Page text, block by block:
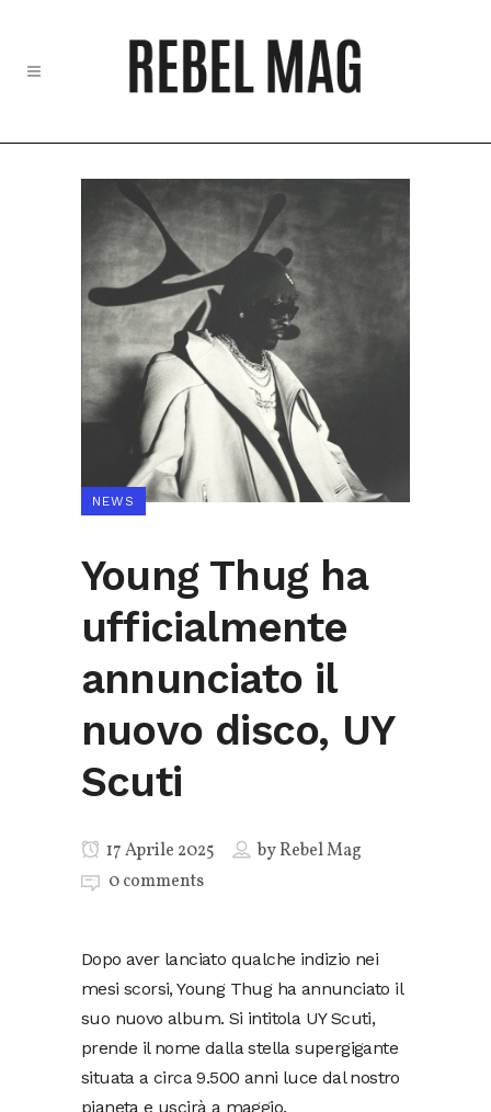
NEWS
Young Thug ha
ufficialmente
annunciato il
nuovo disco, UY
Scuti
17 Aprile 2025 byRebel Mag
0 comments
Dopo aver lanciato qualche indizio nei
mesi scorsi, Young Thug ha annunciato il
suo nuovo album. Si intitola UY Scuti,
prende il nome dalla stella supergigante
situata a circa 9.500 anni luce dal nostro
pianeta e uscirà a maggio.